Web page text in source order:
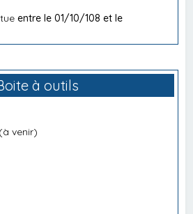
entre le 01/10/108 et le
à outils
(à venir)